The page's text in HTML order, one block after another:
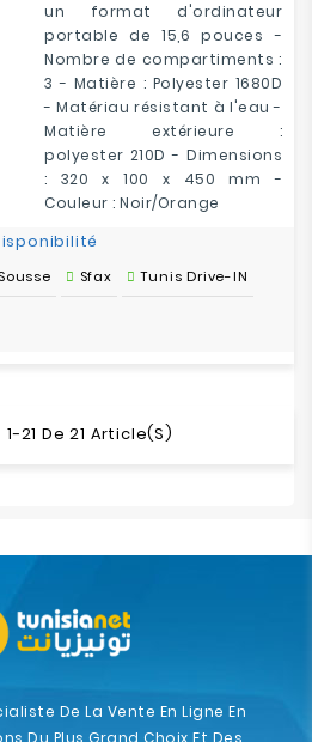
un format d'ordinateur
portable de 15,6 pouces -
Nombre de compartiments :
3 - Matière : Polyester 1680D
- Matériau résistant à l'eau -
Matière extérieure :
polyester 210D - Dimensions
: 320 x 100 x 450 mm -
Couleur : Noir/Orange
Sousse Sfax Tunis Drive-IN
21 De 21 Article(s)
De La Vente En Ligne En
Du Plus Grand Choix Et Des